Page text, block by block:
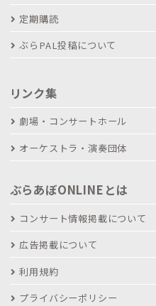
定期購読
ぶらPAL投稿について
リンク集
劇場・コンサートホール
オーケストラ・演奏団体
ぶらあぼONLINEとは
コンサート情報掲載について
広告掲載について
利用規約
プライバシーポリシー